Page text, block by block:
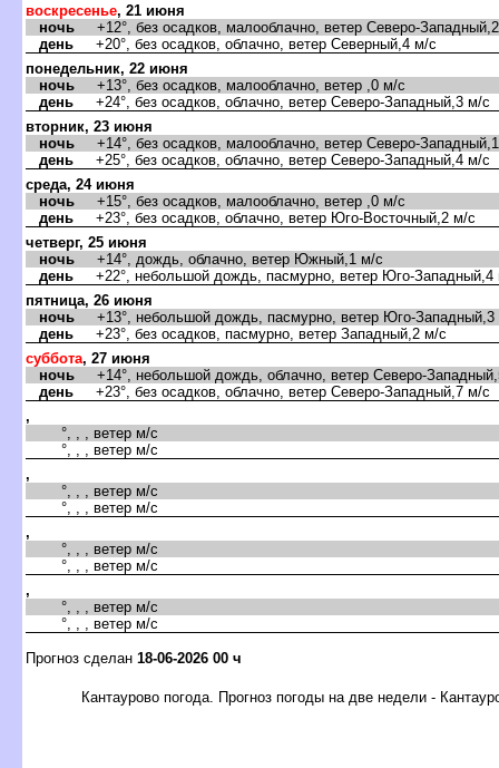
оскресенье, 21 июня
ночь +12°, без осадков, малооблачно, ветер Северо-
день +20°, без осадков, облачно, ветер Северный,4 м/с
понедельник, 22 июня
ночь +13°, без осадков, малооблачно, ветер ,0 м/с
день +24°, без осадков, облачно, ветер Северо-Западный,3 м/с
торник, 23 июня
ночь +14°, без осадков, малооблачно, ветер Северо-
день +25°, без осадков, облачно, ветер Северо-Западный,4 м/с
среда, 24 июня
ночь +15°, без осадков, малооблачно, ветер ,0 м/с
день +23°, без осадков, облачно, ветер Юго-Восточный,2 м/с
четверг, 25 июня
ночь +14°, дождь, облачно, ветер Южный,1 м/с
день +22°, небольшой дождь, пасмурно, ветер Юго-Западный,4
пятница, 26 июня
ночь +13°, небольшой дождь, пасмурно, ветер Юго-Западный,3
день +23°, без осадков, пасмурно, ветер Западный,2 м/с
суббота, 27 июня
ночь +14°, небольшой дождь, облачно, ветер Северо-
день +23°, без осадков, облачно, ветер Северо-Западный,7 м/с
,
°, , , ветер м/с
°, , , ветер м/с
,
°, , , ветер м/с
°, , , ветер м/с
,
°, , , ветер м/с
°, , , ветер м/с
,
°, , , ветер м/с
°, , , ветер м/с
Прогноз сделан 18-06-2026 00 ч
Кантаурово погода. Прогноз погоды на две недели -